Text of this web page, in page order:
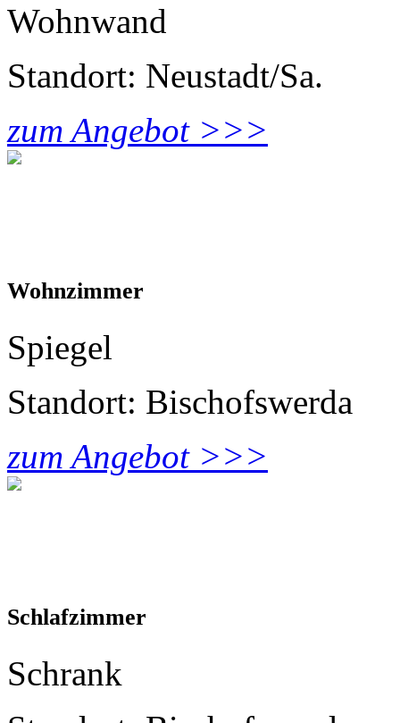
Wohnwand
Standort: Neustadt/Sa.
zum Angebot >>>
Wohnzimmer
Spiegel
Standort: Bischofswerda
zum Angebot >>>
Schlafzimmer
Schrank